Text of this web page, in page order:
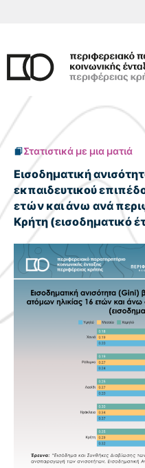
περιεχόμενο
Στατιστικά με μια ματιά
Εισοδηματική
εκπαιδευτικού
ετών και άνω ανά
Κρήτη (εισοδηματικό